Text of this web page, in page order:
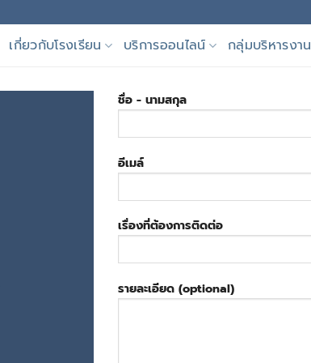
เกี่ยวกับโรงเรียน บริการออนไลน์ กลุ่มบริหารงาน
ชื่อ - นามสกุล
อีเมล์
เรื่องที่ต้องการติดต่อ
รายละเอียด (optional)